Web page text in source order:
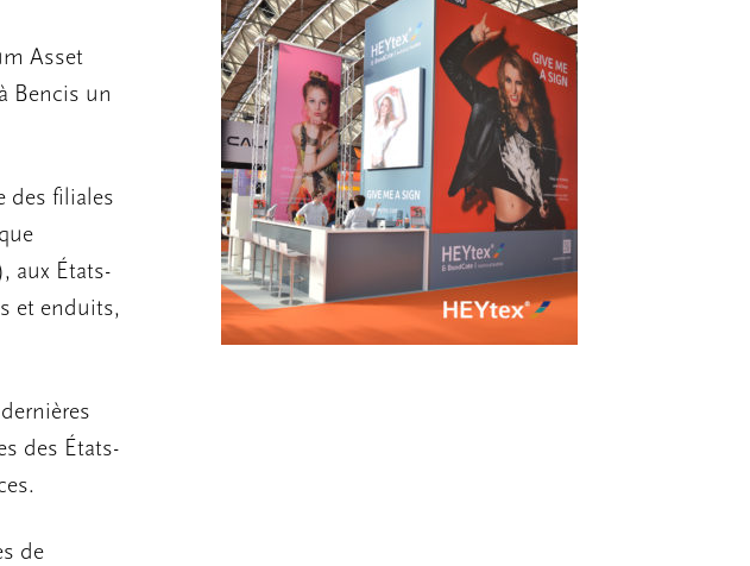
Asset
Bencis un
des filiales
aux États-
et enduits,
des États-
de